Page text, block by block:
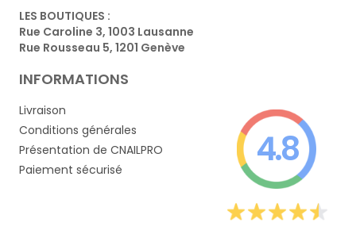
LES BOUTIQUES :
Rue Caroline 3, 1003 Lausanne
Rue Rousseau 5, 1201 Genève
INFORMATIONS
Livraison
Conditions générales
Présentation de CNAILPRO
Paiement sécurisé
4.8